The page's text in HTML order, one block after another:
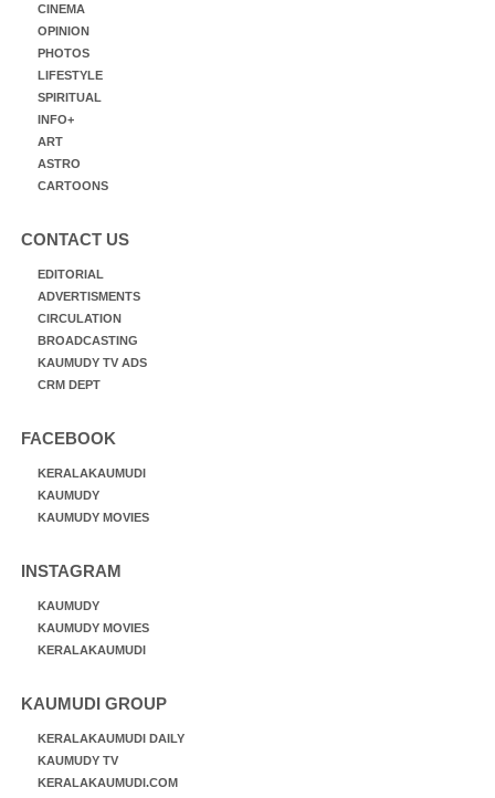
CINEMA
OPINION
PHOTOS
LIFESTYLE
SPIRITUAL
INFO+
ART
ASTRO
CARTOONS
CONTACT US
EDITORIAL
ADVERTISMENTS
CIRCULATION
BROADCASTING
KAUMUDY TV ADS
CRM DEPT
FACEBOOK
KERALAKAUMUDI
KAUMUDY
KAUMUDY MOVIES
INSTAGRAM
KAUMUDY
KAUMUDY MOVIES
KERALAKAUMUDI
KAUMUDI GROUP
KERALAKAUMUDI DAILY
KAUMUDY TV
KERALAKAUMUDI.COM